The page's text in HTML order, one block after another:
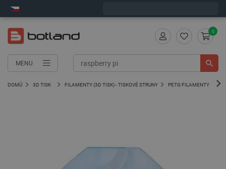
MENU
0
DOMŮ 3D TISK FILAMENTY (3D TISK) - TISKOVÉ STRUNY PETG FILAMENTY